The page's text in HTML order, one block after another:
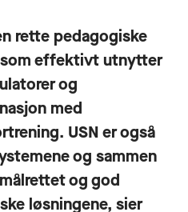
rette pedagogiske
effektivt utnytter
og
med
USN er også
og sammen
og god
løsningene, sier